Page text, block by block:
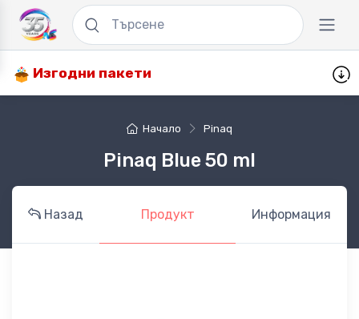
Изгодни пакети
Начало Pinaq
Pinaq Blue 50 ml
Назад Продукт Информация